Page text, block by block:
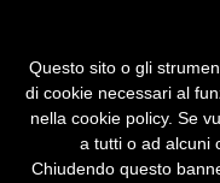
Questo sito o gli
di cookie necessari al
nella cookie policy. Se
a tutti o ad alcuni
Chiudendo questo